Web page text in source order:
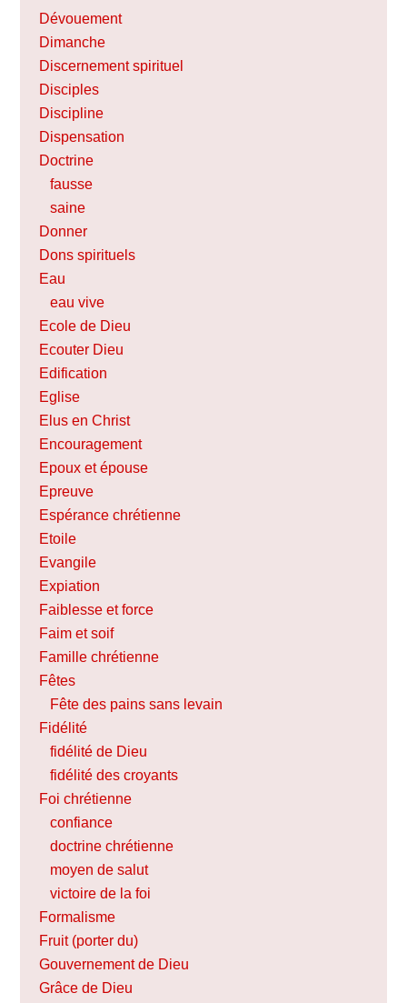
Dévouement
Dimanche
Discernement spirituel
Disciples
Discipline
Dispensation
Doctrine
fausse
saine
Donner
Dons spirituels
Eau
eau vive
Ecole de Dieu
Ecouter Dieu
Edification
Eglise
Elus en Christ
Encouragement
Epoux et épouse
Epreuve
Espérance chrétienne
Etoile
Evangile
Expiation
Faiblesse et force
Faim et soif
Famille chrétienne
Fêtes
Fête des pains sans levain
Fidélité
fidélité de Dieu
fidélité des croyants
Foi chrétienne
confiance
doctrine chrétienne
moyen de salut
victoire de la foi
Formalisme
Fruit (porter du)
Gouvernement de Dieu
Grâce de Dieu